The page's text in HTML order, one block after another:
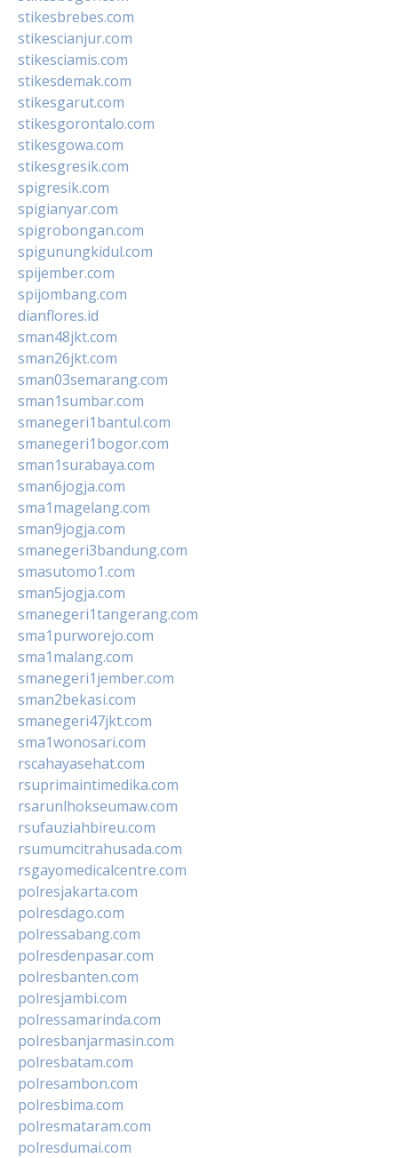
stikesbrebes.com
stikescianjur.com
stikesciamis.com
stikesdemak.com
stikesgarut.com
stikesgorontalo.com
stikesgowa.com
stikesgresik.com
spigresik.com
spigianyar.com
spigrobongan.com
spigunungkidul.com
spijember.com
spijombang.com
dianflores.id
sman48jkt.com
sman26jkt.com
sman03semarang.com
sman1sumbar.com
smanegeri1bantul.com
smanegeri1bogor.com
sman1surabaya.com
sman6jogja.com
sma1magelang.com
sman9jogja.com
smanegeri3bandung.com
smasutomo1.com
sman5jogja.com
smanegeri1tangerang.com
sma1purworejo.com
sma1malang.com
smanegeri1jember.com
sman2bekasi.com
smanegeri47jkt.com
sma1wonosari.com
rscahayasehat.com
rsuprimaintimedika.com
rsarunlhokseumaw.com
rsufauziahbireu.com
rsumumcitrahusada.com
rsgayomedicalcentre.com
polresjakarta.com
polresdago.com
polressabang.com
polresdenpasar.com
polresbanten.com
polresjambi.com
polressamarinda.com
polresbanjarmasin.com
polresbatam.com
polresambon.com
polresbima.com
polresmataram.com
polresdumai.com